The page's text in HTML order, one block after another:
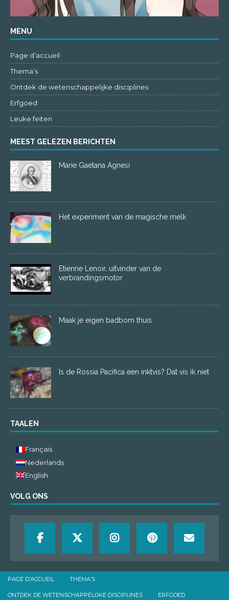
MENU
Page d’accueil
Thema’s
Ontdek de wetenschappelijke disciplines
Erfgoed
Leuke feiten
MEEST GELEZEN BERICHTEN
Marie Gaetana Agnesi
Het experiment van de magische melk
Etienne Lenoir, uitvinder van de
verbrandingsmotor
Maak je eigen badbom thuis
Is de Rossia Pacifica een inktvis? Dat vis ik niet
TAALEN
Français
Nederlands
English
VOLG ONS
PAGE D’ACCUEIL THEMA’S
ONTDEK DE WETENSCHAPPELIJKE DISCIPLINES ERFGOED